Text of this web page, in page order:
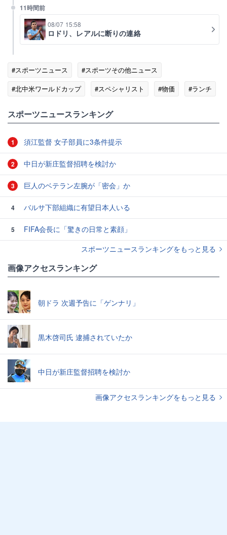
11時間前
08/07 15:58
ロドリ、レアルに断りの連絡
#スポーツニュース
#スポーツその他ニュース
#北中米ワールドカップ
#スペシャリスト #物価
#ランチ
スポーツニュースランキング
1 須江監督 女子部員に3条件提示
2 中日が新庄監督招聘を検討か
3 巨人のベテラン左腕が「密会」か
4 バルサ下部組織に有望日本人いる
5
FIFA会長に「驚きの日常と素顔」
スポーツニュースランキングをもっと見る
画像アクセスランキング
朝ドラ 次週予告に「ゲンナリ」
黒木啓司氏 逮捕されていたか
中日が新庄監督招聘を検討か
画像アクセスランキングをもっと見る